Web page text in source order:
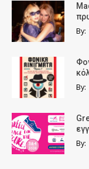
By:
By:
By: